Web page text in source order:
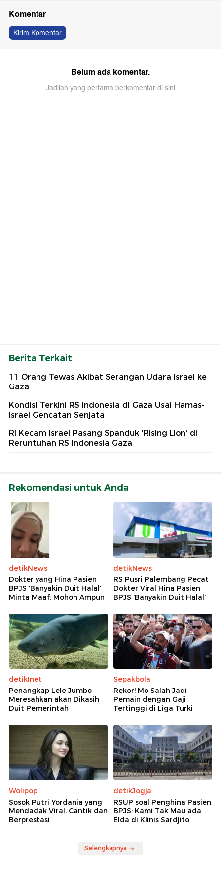
Komentar
Kirim Komentar
Belum ada komentar.
Jadilah yang pertama berkomentar di sini
Berita Terkait
11 Orang Tewas Akibat Serangan Udara Israel ke
Gaza
Kondisi Terkini RS Indonesia di Gaza Usai Hamas-
Israel Gencatan Senjata
RI Kecam Israel Pasang Spanduk 'Rising Lion' di
Reruntuhan RS Indonesia Gaza
Rekomendasi untuk Anda
detikNews
Dokter yang Hina Pasien
BPJS 'Banyakin Duit Halal'
Minta Maaf: Mohon Ampun
detikNews
RS Pusri Palembang Pecat
Dokter Viral Hina Pasien
BPJS 'Banyakin Duit Halal'
detikInet
Penangkap Lele Jumbo
Meresahkan akan Dikasih
Duit Pemerintah
Sepakbola
Rekor! Mo Salah Jadi
Pemain dengan Gaji
Tertinggi di Liga Turki
Wolipop
Sosok Putri Yordania yang
Mendadak Viral, Cantik dan
Berprestasi
detikJogja
RSUP soal Penghina Pasien
BPJS: Kami Tak Mau ada
Elda di Klinis Sardjito
Selengkapnya